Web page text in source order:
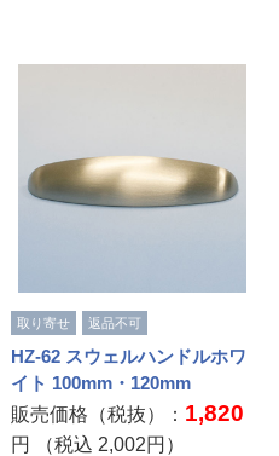
取り寄せ 返品不可
HZ-62 スウェルハンドルホワ
イト 100mm・120mm
販売価格（税抜）： 1,820
円 （税込 2,002円）